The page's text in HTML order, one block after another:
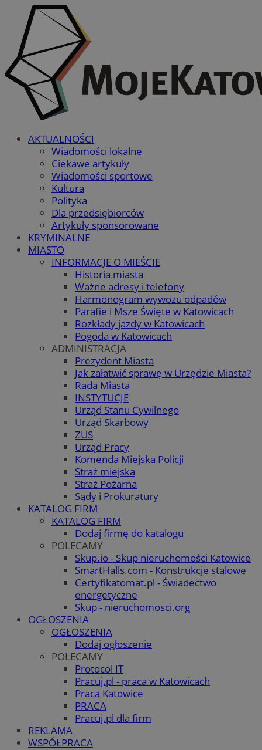
AKTUALNOŚCI
Wiadomości lokalne
Ciekawe artykuły
Wiadomości sportowe
Kultura
Polityka
Dla przedsiębiorców
Artykuły sponsorowane
KRYMINALNE
MIASTO
INFORMACJE O MIEŚCIE
Historia miasta
Ważne adresy i telefony
Harmonogram wywozu odpadów
Parafie i Msze Święte w Katowicach
Rozkłady jazdy w Katowicach
Pogoda w Katowicach
ADMINISTRACJA
Prezydent Miasta
Jak załatwić sprawę w Urzędzie Miasta?
Rada Miasta
INSTYTUCJE
Urząd Stanu Cywilnego
Urząd Skarbowy
ZUS
Urząd Pracy
Komenda Miejska Policji
Straż miejska
Straż Pożarna
Sądy i Prokuratury
KATALOG FIRM
KATALOG FIRM
Dodaj firmę do katalogu
POLECAMY
Skup.io - Skup nieruchomości Katowice
SmartHalls.com - Konstrukcje stalowe
Certyfikatomat.pl - Świadectwo
energetyczne
Skup - nieruchomosci.org
OGŁOSZENIA
OGŁOSZENIA
Dodaj ogłoszenie
POLECAMY
Protocol IT
Pracuj.pl - praca w Katowicach
Praca Katowice
PRACA
Pracuj.pl dla firm
REKLAMA
WSPÓŁPRACA